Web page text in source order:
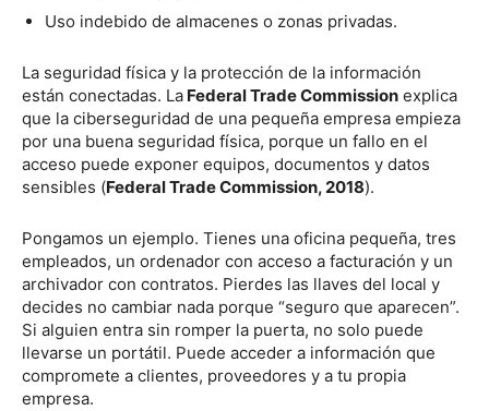
Uso indebido de almacenes o zonas privadas.
La seguridad física y la protección de la información
están conectadas. La Federal Trade Commission explica
que la ciberseguridad de una pequeña empresa empieza
por una buena seguridad física, porque un fallo en el
acceso puede exponer equipos, documentos y datos
sensibles (Federal Trade Commission, 2018).
Pongamos un ejemplo. Tienes una oficina pequeña, tres
empleados, un ordenador con acceso a facturación y un
archivador con contratos. Pierdes las llaves del local y
decides no cambiar nada porque “seguro que aparecen”.
Si alguien entra sin romper la puerta, no solo puede
llevarse un portátil. Puede acceder a información que
compromete a clientes, proveedores y a tu propia
empresa.